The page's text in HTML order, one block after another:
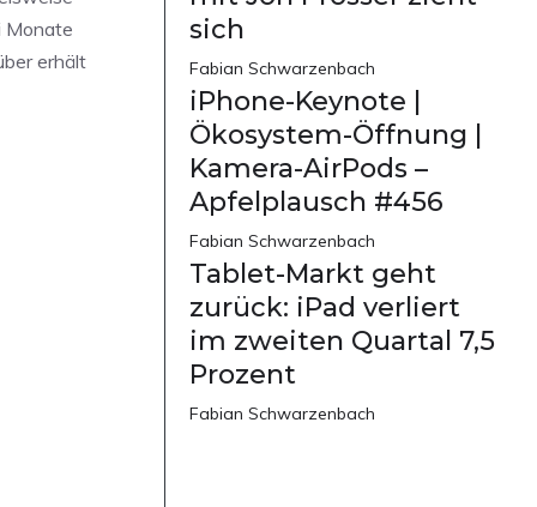
Monate
erhält
sich
Fabian Schwarzenbach
iPhone-Keynote |
Ökosystem-Öffnung |
Kamera-AirPods –
Apfelplausch #456
Fabian Schwarzenbach
Tablet-Markt geht
zurück: iPad verliert
im zweiten Quartal 7,5
Prozent
Fabian Schwarzenbach